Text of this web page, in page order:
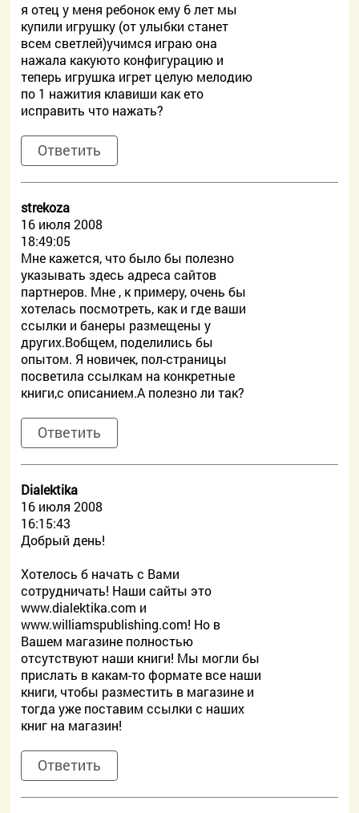
я отец у меня ребонок ему 6 лет мы
купили игрушку (от улыбки станет
всем светлей)учимся играю она
нажала какуюто конфигурацию и
теперь игрушка игрет целую мелодию
по 1 нажития клавиши как ето
исправить что нажать?
Ответить
strekoza
16 июля 2008
18:49:05
Мне кажется, что было бы полезно
указывать здесь адреса сайтов
партнеров. Мне , к примеру, очень бы
хотелась посмотреть, как и где ваши
ссылки и банеры размещены у
других.Вобщем, поделились бы
опытом. Я новичек, пол-страницы
посветила ссылкам на конкретные
книги,с описанием.А полезно ли так?
Ответить
Dialektika
16 июля 2008
16:15:43
Добрый день!
Хотелось б начать с Вами
сотрудничать! Наши сайты это
www.dialektika.com и
www.williamspublishing.com! Но в
Вашем магазине полностью
отсутствуют наши книги! Мы могли бы
прислать в какам-то формате все наши
книги, чтобы разместить в магазине и
тогда уже поставим ссылки с наших
книг на магазин!
Ответить